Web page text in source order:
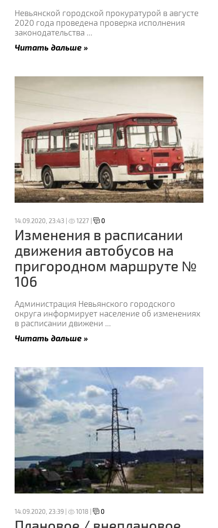
Невьянской городской прокуратурой в августе
2020 года проведена проверка исполнения
законодательства ...
Читать дальше »
14.09.2020, 23:43 | 1227 | 0
Изменения в расписании
движения автобусов на
пригородном маршруте №
106
Администрация Невьянского городского
округа информирует население об изменениях
в расписании движени ...
Читать дальше »
14.09.2020, 23:39 | 1018 | 0